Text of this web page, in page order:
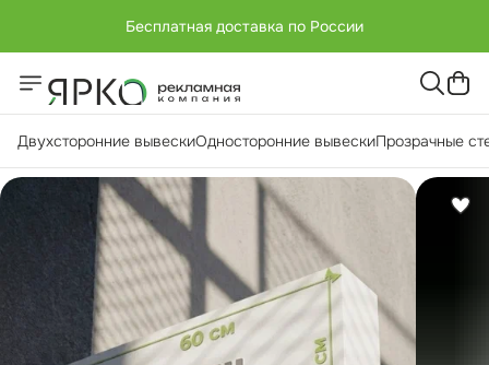
Бесплатная доставка по России
Бесплатная доставка по России
Двухсторонние вывескиОдносторонние вывескиПрозрачные